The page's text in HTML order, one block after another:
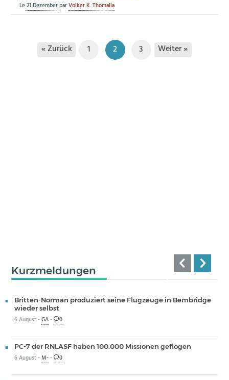
Le21 DezemberparVolker K. Thomalla
« Zurück 1 2 3 Weiter »
Kurzmeldungen
Britten-Norman produziert seine Flugzeuge in Bembridge
wieder selbst
6 August -GA- 0
PC-7 der RNLASF haben 100.000 Missionen geflogen
6 August -M-- 0